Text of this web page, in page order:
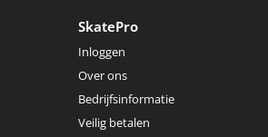
SkatePro
Inloggen
Over ons
Bedrijfsinformatie
Veilig betalen